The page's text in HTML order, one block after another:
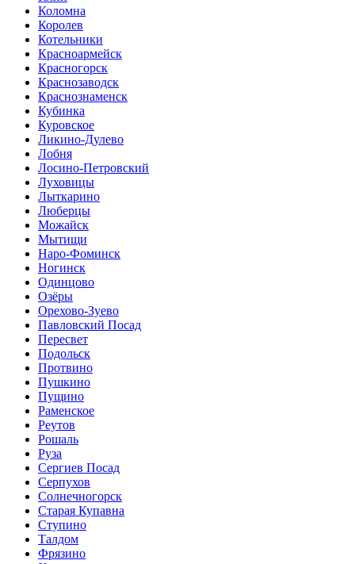
Коломна
Королев
Котельники
Красноармейск
Красногорск
Краснозаводск
Краснознаменск
Кубинка
Куровское
Ликино-Дулево
Лобня
Лосино-Петровский
Луховицы
Лыткарино
Люберцы
Можайск
Мытищи
Наро-Фоминск
Ногинск
Одинцово
Озёры
Орехово-Зуево
Павловский Посад
Пересвет
Подольск
Протвино
Пушкино
Пущино
Раменское
Реутов
Рошаль
Руза
Сергиев Посад
Серпухов
Солнечногорск
Старая Купавна
Ступино
Талдом
Фрязино